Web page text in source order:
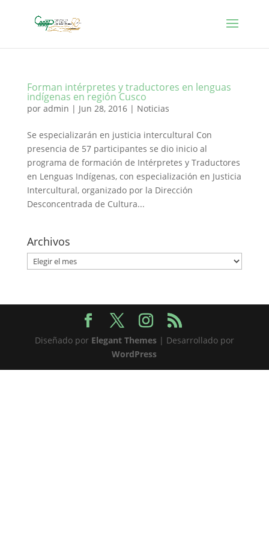
Forman intérpretes y traductores en lenguas
indígenas en región Cusco
por admin | Jun 28, 2016| Noticias
Se especializarán en justicia intercultural Con
presencia de 57 participantes se dio inicio al
programa de formación de Intérpretes y Traductores
en Lenguas Indígenas, con especialización en Justicia
Intercultural, organizado por la Dirección
Desconcentrada de Cultura...
Archivos
Archivos
Diseñado por Elegant Themes| Desarrollado por
WordPress